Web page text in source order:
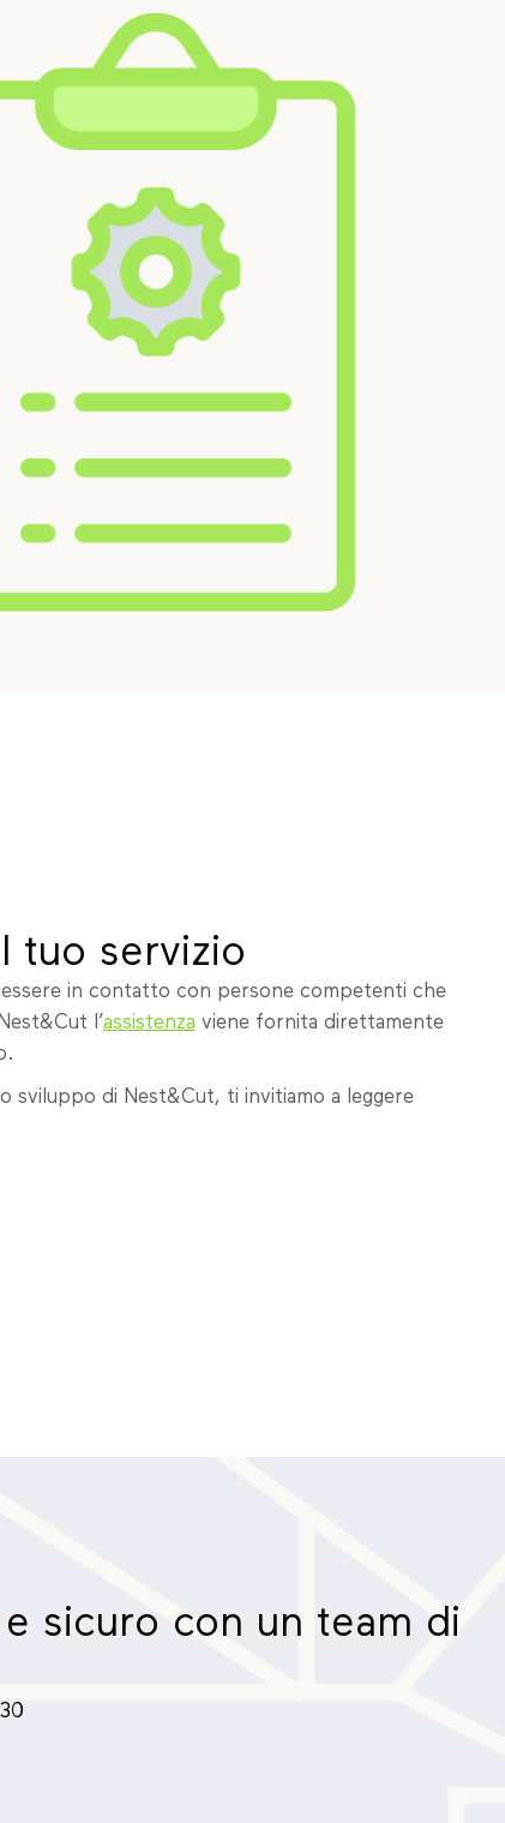
tuo servizio
in contatto con persone competenti che
l’assistenza viene fornita direttamente
sviluppo di Nest&Cut, ti invitiamo a leggere
sicuro con un team di